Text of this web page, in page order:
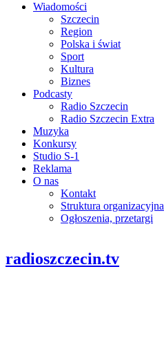
Wiadomości
Szczecin
Region
Polska i świat
Sport
Kultura
Biznes
Podcasty
Radio Szczecin
Radio Szczecin Extra
Muzyka
Konkursy
Studio S-1
Reklama
O nas
Kontakt
Struktura organizacyjna
Ogłoszenia, przetargi
radioszczecin.tv